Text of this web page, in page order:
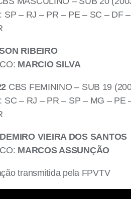
SP – RJ – PR – PE – SC – DF
RIBEIRO
MARCIO SILVA
CBS FEMININO – SUB 19
SC – RJ – PR – SP – MG – PE
VIEIRA DOS SANTOS
MARCOS ASSUNÇÃO
transmitida pela FPVTV